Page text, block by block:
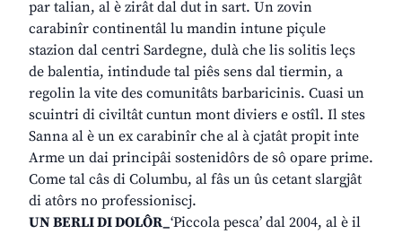
par talian, al è zirât dal dut in sart. Un zovin
carabinîr continentâl lu mandin intune piçule
stazion dal centri Sardegne, dulà che lis solitis leçs
de balentia, intindude tal piês sens dal tiermin, a
regolin la vite des comunitâts barbaricinis. Cuasi un
scuintri di civiltât cuntun mont diviers e ostîl. Il stes
Sanna al è un ex carabinîr che al à cjatât propit inte
Arme un dai principâi sostenidôrs de sô opare prime.
Come tal câs di Columbu, al fâs un ûs cetant slargjât
di atôrs no professioniscj.
UN BERLI DI DOLÔR_‘Piccola pesca’ dal 2004, al è il